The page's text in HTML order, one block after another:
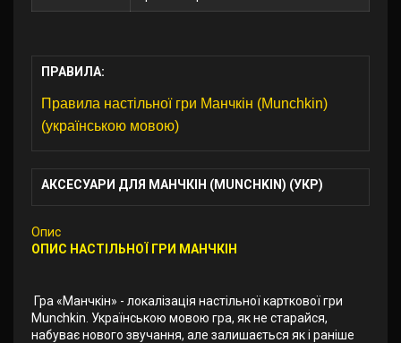
ПРАВИЛА:
Правила настільної гри Манчкін (Munchkin)
(українською мовою)
АКСЕСУАРИ ДЛЯ МАНЧКІН (MUNCHKIN) (УКР)
Опис
ОПИС НАСТІЛЬНОЇ ГРИ МАНЧКІН
Гра «Манчкін» - локалізація настільної карткової гри
Munchkin. Українською мовою гра, як не старайся,
набуває нового звучання, але залишається як і раніше